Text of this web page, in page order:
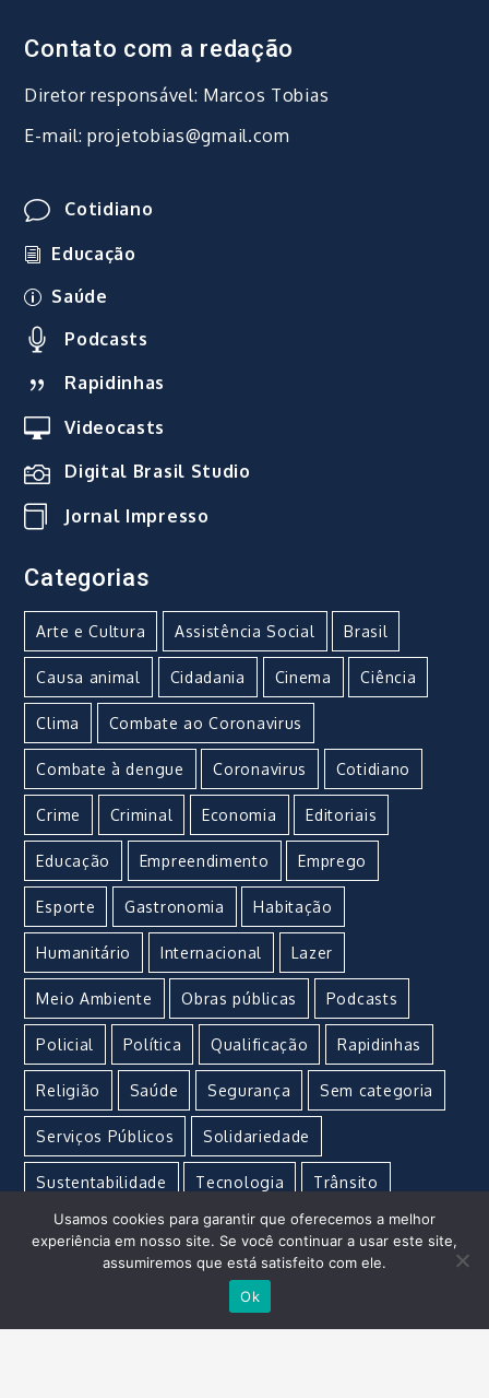
Contato com a redação
Diretor responsável: Marcos Tobias
E-mail: projetobias@gmail.com
Cotidiano
Educação
Saúde
Podcasts
Rapidinhas
Videocasts
Digital Brasil Studio
Jornal Impresso
Categorias
Arte e Cultura Assistência Social Brasil
Causa animal Cidadania Cinema Ciência
Clima Combate ao Coronavirus
Combate à dengue Coronavirus Cotidiano
Crime Criminal Economia Editoriais
Educação Empreendimento Emprego
Esporte Gastronomia Habitação
Humanitário Internacional Lazer
Meio Ambiente Obras públicas Podcasts
Policial Política Qualificação Rapidinhas
Religião Saúde Segurança Sem categoria
Serviços Públicos Solidariedade
Sustentabilidade Tecnologia Trânsito
Turismo Urgente Vacina Violência
Usamos cookies para garantir que oferecemos a melhor
experiência em nosso site. Se você continuar a usar este site,
assumiremos que está satisfeito com ele.
Ok